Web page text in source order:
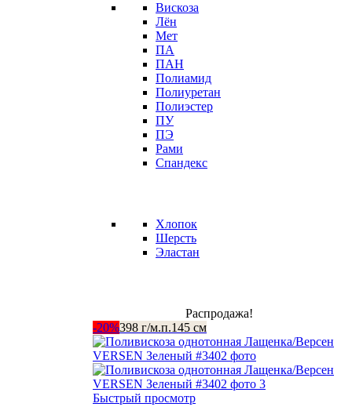
Вискоза
Лён
Мет
ПА
ПАН
Полиамид
Полиуретан
Полиэстер
ПУ
ПЭ
Рами
Спандекс
Хлопок
Шерсть
Эластан
Распродажа!
-20%398 г/м.п.145 см
Быстрый просмотр